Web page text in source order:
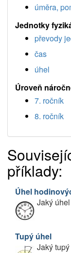
úměra,
Jednotky
převody
čas
úhel
Úroveň
7. ročník
8. ročník
příklady:
Úhel
Jaký
Tupý úhel
Jaký